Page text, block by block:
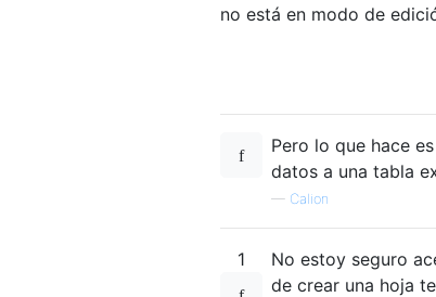
no está en modo de
Pero lo que hace
datos a una tabla
— Calion
1
No estoy seguro
de crear una hoja